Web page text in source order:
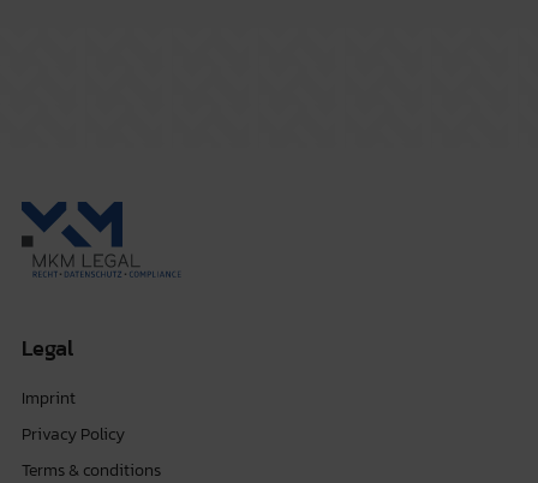
Legal
Imprint
Privacy Policy
Terms & conditions